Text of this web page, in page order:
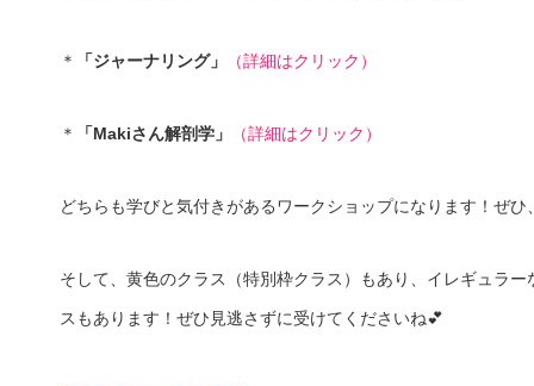
＊ 「ジャーナリング」 （詳細はクリック）
＊ 「Makiさん解剖学」 （詳細はクリック）
どちらも学びと気付きがあるワークショップになります！ぜ
そして、黄色のクラス（特別枠クラス）もあり、イレギュラ
スもあります！ぜひ見逃さずに受けてくださいね💕